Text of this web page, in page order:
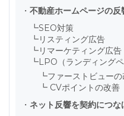
・ 不動産ホームページの
┗SEO対策
┗リスティング広告
┗リマーケティング広告
┗LPO（ランディング
┗ファーストビュー
┗ CVポイントの改善
・ ネット反響を契約につ